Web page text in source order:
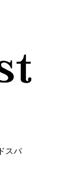
スパ